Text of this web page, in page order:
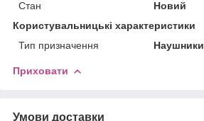
Стан
Новий
Користувальницькі характеристики
Тип призначення
Наушники
Приховати
Умови доставки